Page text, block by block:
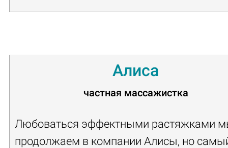
Алиса
частная массажистка
Любоваться эффектными растяжками
продолжаем в компании Алисы, но